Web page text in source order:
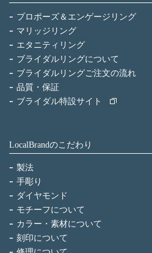
プロポーズ＆エンゲージリング
マリッジリング
エタニティリング
ブライダルリングについて
ブライダルリングご注文の流れ
品質・保証
ブライダル特設サイト
LocalBrandのこだわり
製法
手彫り
ダイヤモンド
モチーフについて
カラー・素材について
刻印について